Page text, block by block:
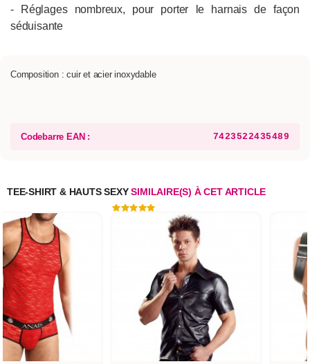
- Réglages nombreux, pour porter le harnais de façon
séduisante
Composition : cuir et acier inoxydable
Codebarre EAN : 7423522435489
TEE-SHIRT & HAUTS SEXYSIMILAIRE(S) À CET ARTICLE